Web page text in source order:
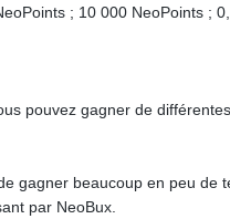
; 10 000 NeoPoints ;
pouvez gagner de
gagner beaucoup en peu de
par NeoBux.